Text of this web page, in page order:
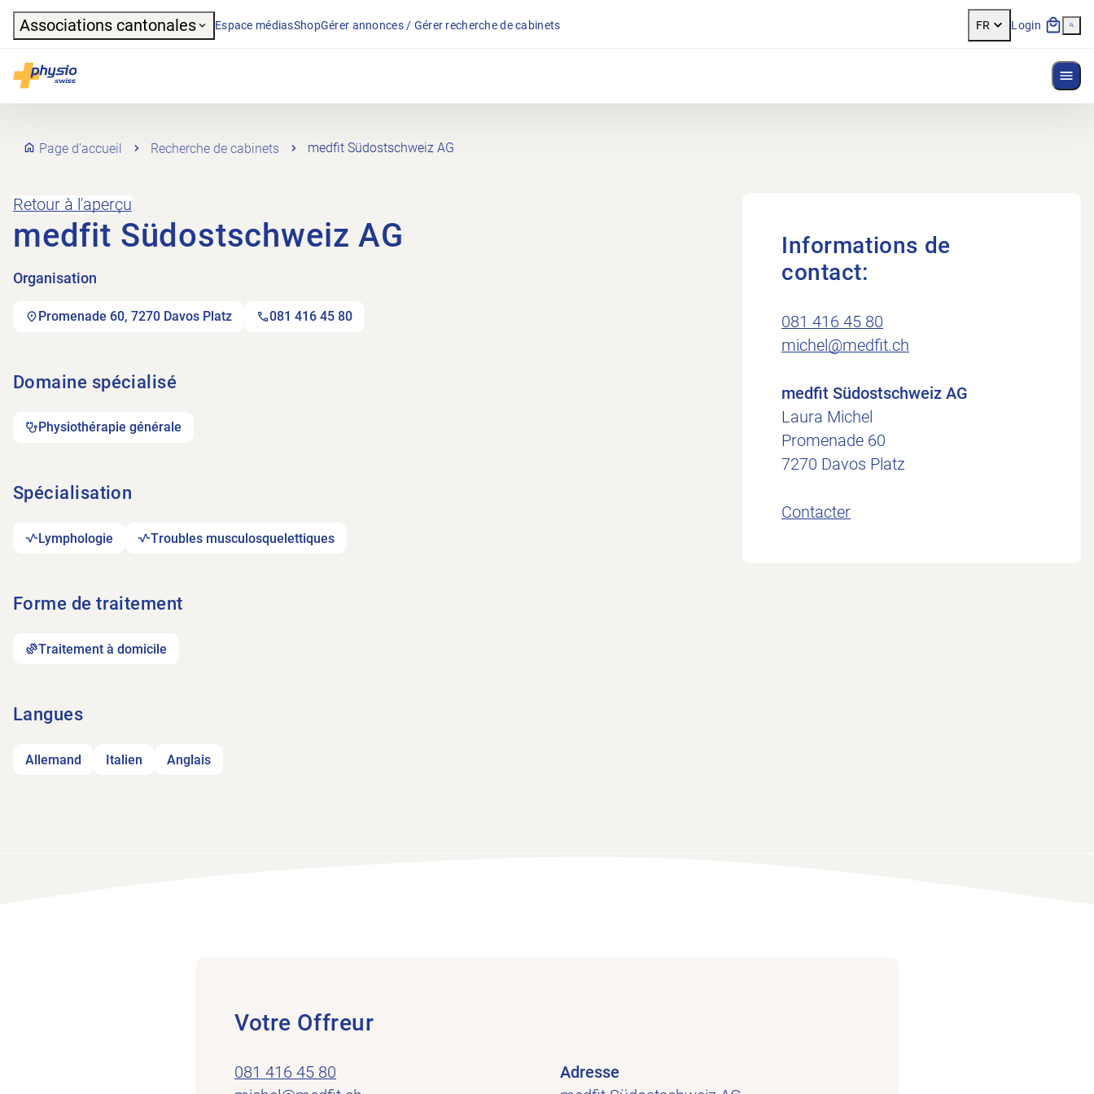
Header
Associations cantonales Espace médiasShopGérer annonces / Gérer recherche de cabinets FR Login
Physioswiss
Navigation principale
Page d’accueil Recherche de cabinets medfit Südostschweiz AG
Retour à l'aperçu
medfit Südostschweiz AG
Organisation
Promenade 60, 7270 Davos Platz 081 416 45 80
Domaine spécialisé
Physiothérapie générale
Spécialisation
Lymphologie Troubles musculosquelettiques
Forme de traitement
Traitement à domicile
Langues
Allemand Italien Anglais
Informations de
contact:
081 416 45 80
michel@medfit.ch
medfit Südostschweiz AG
Laura Michel
Promenade 60
7270 Davos Platz
Contacter
Votre Offreur
081 416 45 80
Adresse